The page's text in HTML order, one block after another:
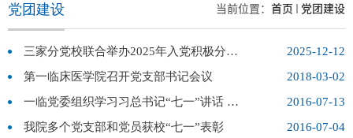
当前位置： 首页 党团建设
党团建设
三家分党校联合举办2025年入党积极分子培训班
2025-12-12
第一临床医学院召开党支部书记会议
2018-03-02
一临党委组织学习习总书记“七一”讲话 开展专题大讨论
2016-07-13
我院多个党支部和党员获校“七一”表彰
2016-07-04